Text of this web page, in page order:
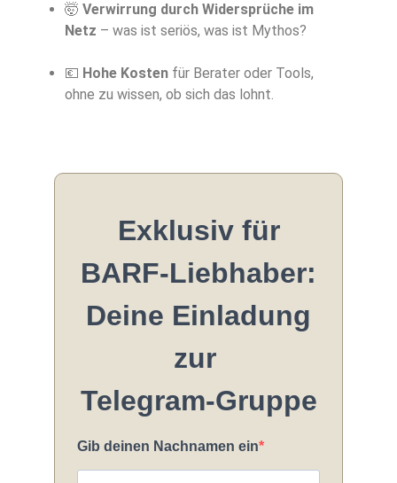
🤯Verwirrung durch Widersprüche im
Netz – was ist seriös, was ist Mythos?
💶 Hohe Kosten für Berater oder Tools,
ohne zu wissen, ob sich das lohnt.
Exklusiv für
BARF-Liebhaber:
Deine Einladung
zur
Telegram-Gruppe
Gib deinen Nachnamen ein